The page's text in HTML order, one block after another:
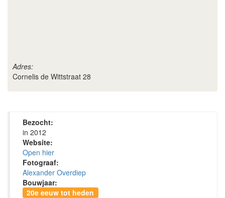
Adres:
Cornelis de Wittstraat 28
Bezocht:
in 2012
Website:
Open hier
Fotograaf:
Alexander Overdiep
Bouwjaar:
20e eeuw tot heden